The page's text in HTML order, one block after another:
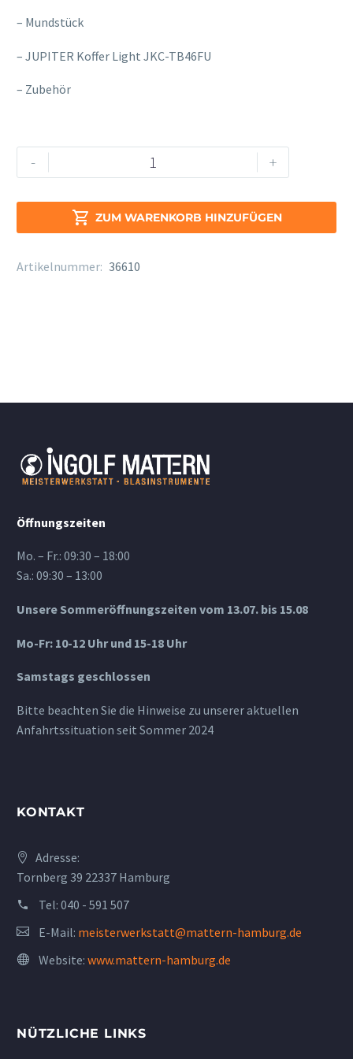
– Mundstück
– JUPITER Koffer Light JKC-TB46FU
– Zubehör
-
JTB1160
FROQ
+
 ZUM WARENKORB HINZUFÜGEN
Alternative:
Artikelnummer: 36610
Öffnungszeiten
Mo. – Fr.: 09:30 – 18:00
Sa.: 09:30 – 13:00
Unsere Sommeröffnungszeiten vom 13.07. bis 15.08
Mo-Fr: 10-12 Uhr und 15-18 Uhr
Samstags geschlossen
Bitte beachten Sie die Hinweise zu unserer aktuellen
Anfahrtssituation seit Sommer 2024
KONTAKT
Adresse:
Tornberg 39 22337 Hamburg
Tel: 040 - 591 507
E-Mail: meisterwerkstatt@mattern-hamburg.de
Website: www.mattern-hamburg.de
NÜTZLICHE LINKS